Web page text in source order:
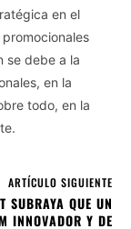
en el
se debe a la
en la
todo, en la
ARTÍCULO SIGUIENTE
SUBRAYA QUE UN
INNOVADOR Y DE